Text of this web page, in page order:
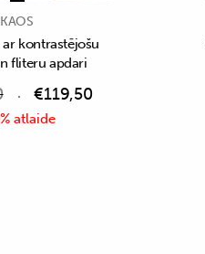
KAOS
kontrastējošu
fliteru apdari
€119,50
atlaide